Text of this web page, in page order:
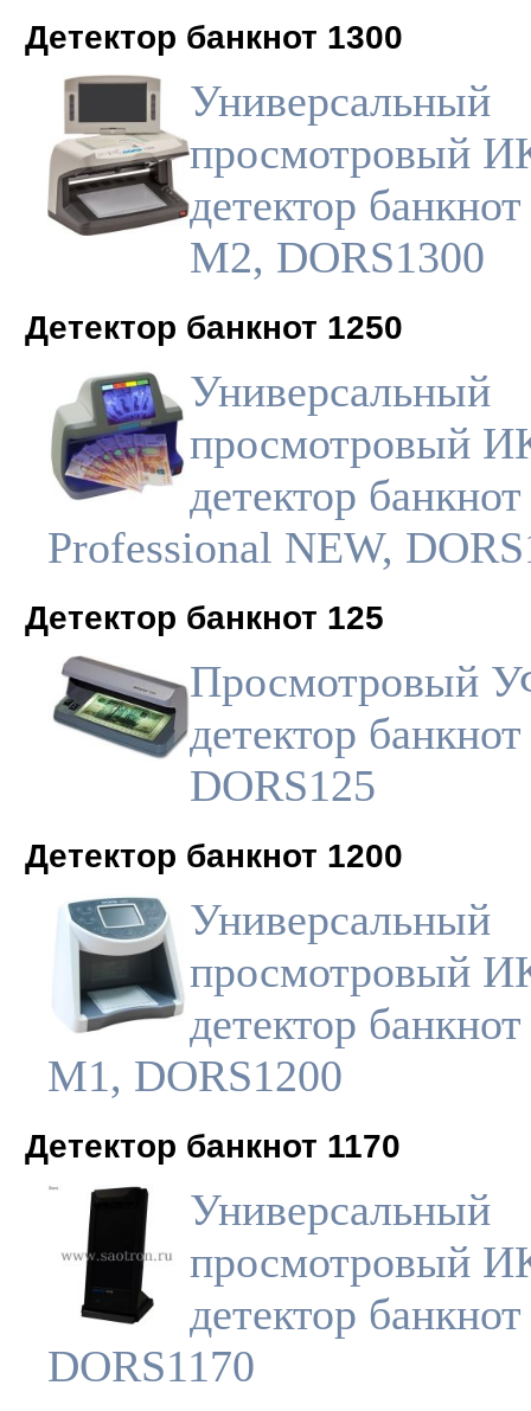
Детектор банкнот 1300
Универсальный
просмотровый
детектор
M2, DORS1300
Детектор банкнот 1250
Универсальный
просмотровый
детектор
Professional NEW,
Детектор банкнот 125
Просмотровый
детектор
DORS125
Детектор банкнот 1200
Универсальный
просмотровый
детектор
M1, DORS1200
Детектор банкнот 1170
Универсальный
просмотровый
детектор
DORS1170